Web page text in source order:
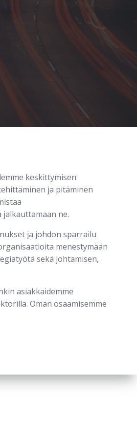
keskittymisen
ja pitäminen
ne.
ja johdon sparrailu
menestymään
sekä johtamisen,
asiakkaidemme
Oman osaamisemme